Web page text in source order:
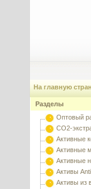
На главную
Разделы
Оптовый
CO2-
Активные
Активные
Активные
Активы
Активы из